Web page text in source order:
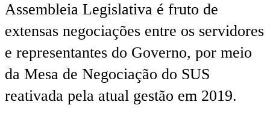
Assembleia Legislativa é fruto de
extensas negociações entre os servidores
e representantes do Governo, por meio
da Mesa de Negociação do SUS
reativada pela atual gestão em 2019.